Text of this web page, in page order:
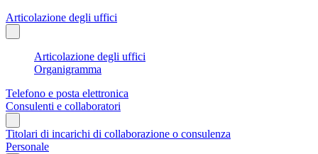
Articolazione degli uffici
Articolazione degli uffici
Organigramma
Telefono e posta elettronica
Consulenti e collaboratori
Titolari di incarichi di collaborazione o consulenza
Personale